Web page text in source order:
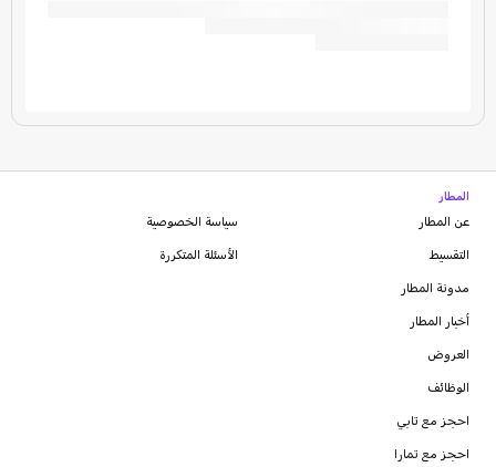
المطار
عن المطار
التقسيط
مدونة المطار
أخبار المطار
العروض
الوظائف
احجز مع تابي
احجز مع تمارا
سياسة الخصوصية
الأسئلة المتكررة